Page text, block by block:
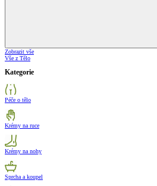
Zobrazit vše
Vše z Tělo
Kategorie
Péče o tělo
Krémy na ruce
Krémy na nohy
Sprcha a koupel